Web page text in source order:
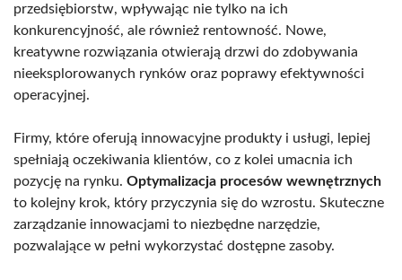
przedsiębiorstw, wpływając nie tylko na ich
konkurencyjność, ale również rentowność. Nowe,
kreatywne rozwiązania otwierają drzwi do zdobywania
nieeksplorowanych rynków oraz poprawy efektywności
operacyjnej.
Firmy, które oferują innowacyjne produkty i usługi, lepiej
spełniają oczekiwania klientów, co z kolei umacnia ich
pozycję na rynku. Optymalizacja procesów wewnętrznych
to kolejny krok, który przyczynia się do wzrostu. Skuteczne
zarządzanie innowacjami to niezbędne narzędzie,
pozwalające w pełni wykorzystać dostępne zasoby.